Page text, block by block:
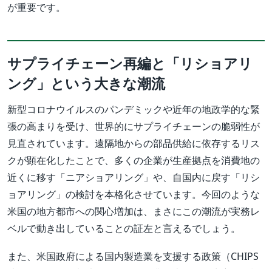
が重要です。
サプライチェーン再編と「リショアリ
ング」という大きな潮流
新型コロナウイルスのパンデミックや近年の地政学的な緊
張の高まりを受け、世界的にサプライチェーンの脆弱性が
見直されています。遠隔地からの部品供給に依存するリス
クが顕在化したことで、多くの企業が生産拠点を消費地の
近くに移す「ニアショアリング」や、自国内に戻す「リシ
ョアリング」の検討を本格化させています。今回のような
米国の地方都市への関心増加は、まさにこの潮流が実務レ
ベルで動き出していることの証左と言えるでしょう。
また、米国政府による国内製造業を支援する政策（CHIPS